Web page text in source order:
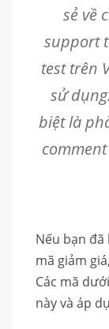
sẻ về
support
test trên
sử
biệt là
Nếu bạn đã
mã giảm
Các mã
này và áp